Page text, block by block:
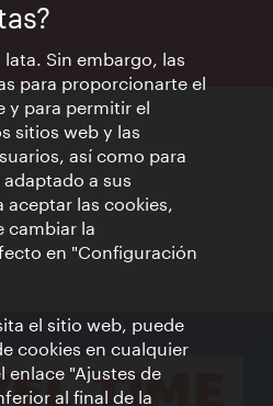
Sin embargo, las
para proporcionarte el
y para permitir el
sitios web y las
así como para
a sus
aceptar las cookies,
cambiar la
en "Configuración
el sitio web, puede
cookies en cualquier
enlace "Ajustes de
al final de la